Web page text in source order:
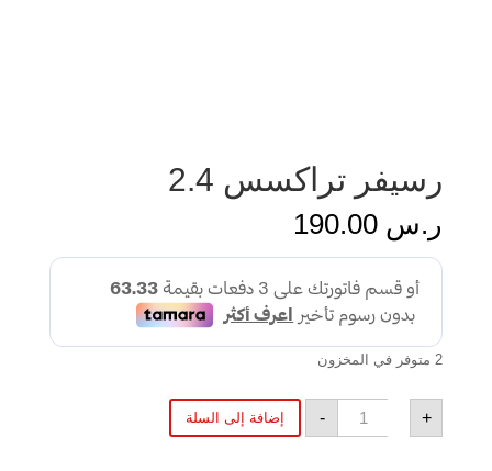
رسيفر تراكسس 2.4
ر.س
2 متوفر في المخزون
-
كمية
رسيفر
تراكسس
+ إضافة إلى السلة